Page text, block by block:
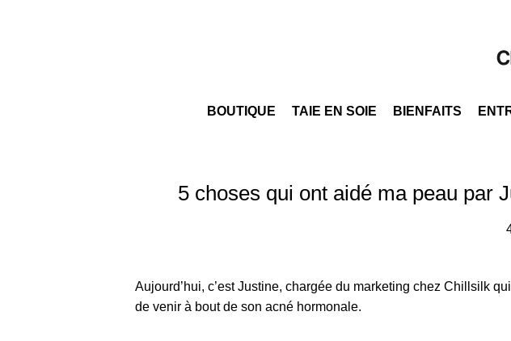
BOUTIQUE TAIE EN SOIE BIENFAITS
5 choses qui ont aidé ma peau par
Aujourd’hui, c’est Justine, chargée du marketing chez Chillsilk
de venir à bout de son acné hormonale.